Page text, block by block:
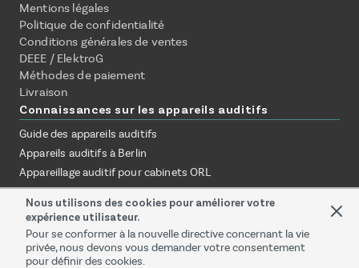
Nous utilisons des cookies pour améliorer votre
expérience utilisateur.
Pour se conformer à la nouvelle directive concernant la vie
privée, nous devons vous demander votre consentement
pour définir des cookies.
Mentions légales
Politique de confidentialité
Conditions générales de ventes
DEEE / ElektroG
Méthodes de paiement
Livraison
Connaissances sur les appareils auditifs
Guide des appareils auditifs
Appareils auditifs à Berlin
Appareillage auditif pour cabinets ORL
Assurance & remboursement
Appareils auditifs sans rendez-vous
Essayer à domicile
En ligne vs. audioprothésiste